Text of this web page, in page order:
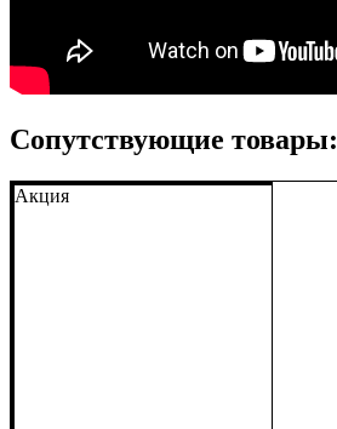
Сопутствующие товары:
Акция